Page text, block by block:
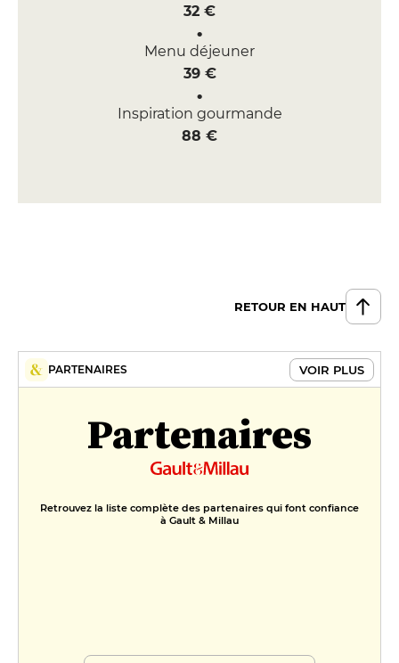
32 €
Menu déjeuner
39 €
Inspiration gourmande
88 €
RETOUR EN HAUT
PARTENAIRES VOIR PLUS
Partenaires
Retrouvez la liste complète des partenaires qui font confiance
à Gault & Millau